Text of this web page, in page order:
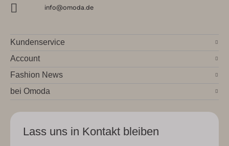
info@omoda.de
Kundenservice
Account
Fashion News
bei Omoda
Lass uns in Kontakt bleiben